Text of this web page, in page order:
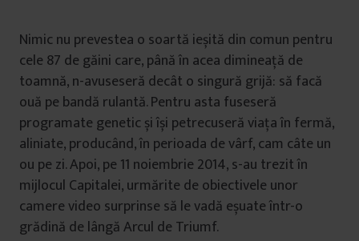
Nimic nu prevestea o soartă ieșită din comun pentru
cele 87 de găini care, până în acea dimineață de
toamnă, n-avuseseră decât o singură grijă: să facă
ouă pe bandă rulantă. Pentru asta fuseseră
programate genetic și își petrecuseră viața în fermă,
aliniate, producând, în perioada de vârf, cam câte un
ou pe zi. Apoi, pe 11 noiembrie 2014, s-au trezit în
mijlocul Capitalei, urmărite de obiectivele unor
camere video surprinse să le vadă eșuate într-o
grădină de lângă Arcul de Triumf.